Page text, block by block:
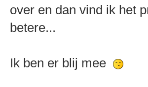
over en dan vind ik het
betere...
Ik ben er blij mee